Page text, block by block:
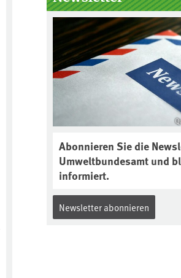
Boden des
was passiert
eines solchen
dazu gibt es im
„Soilcast“. Jetzt
https://
2-interview-die-
Abonnieren Sie die
Umweltbundesamt und
informiert.
Newsletter abonnieren